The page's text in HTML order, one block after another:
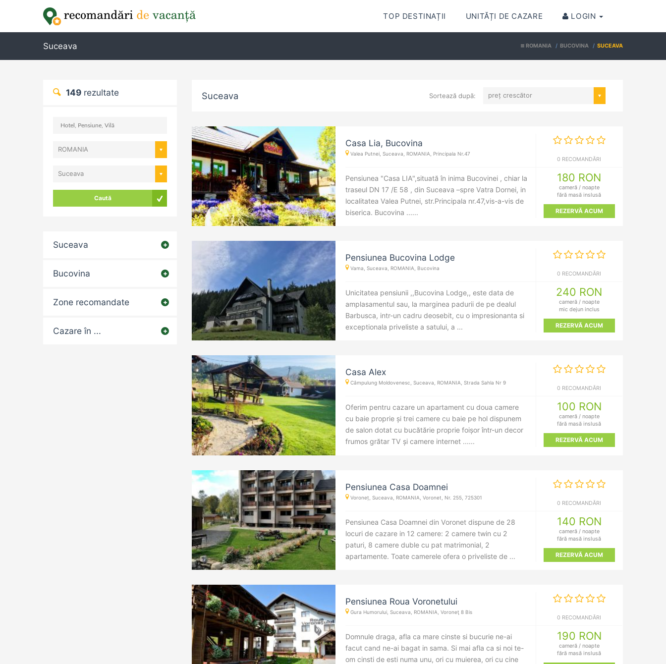
TOP DESTINAȚII (CURRENT)
UNITĂȚI DE CAZARE LOGIN
Suceava ROMANIA BUCOVINA SUCEAVA
149 rezultate
ROMANIA
Suceava
Caută
Suceava
Bucovina
Zone recomandate
Cazare în ...
Suceava preț crescător
Sortează după:
Casa Lia, Bucovina
Valea Putnei, Suceava, ROMANIA, Principala Nr.47
0 RECOMANDĂRI
Pensiunea "Casa LIA",situată în inima Bucovinei , chiar la
traseul DN 17 /E 58 , din Suceava –spre Vatra Dornei, in
localitatea Valea Putnei, str.Principala nr.47,vis-a-vis de
biserica. Bucovina ......
180 RON
cameră / noapte
fără masă inslusă
REZERVĂ ACUM
Pensiunea Bucovina Lodge
Vama, Suceava, ROMANIA, Bucovina
0 RECOMANDĂRI
Unicitatea pensiunii ,,Bucovina Lodge,, este data de
amplasamentul sau, la marginea padurii de pe dealul
Barbusca, intr-un cadru deosebit, cu o impresionanta si
exceptionala priveliste a satului, a ...
240 RON
cameră / noapte
mic dejun inclus
REZERVĂ ACUM
Casa Alex
Câmpulung Moldovenesc, Suceava, ROMANIA, Strada Sahla Nr 9
0 RECOMANDĂRI
Oferim pentru cazare un apartament cu doua camere
cu baie proprie și trei camere cu baie pe hol dispunem
de salon dotat cu bucătărie proprie foișor într-un decor
frumos grătar TV și camere internet ......
100 RON
cameră / noapte
fără masă inslusă
REZERVĂ ACUM
Pensiunea Casa Doamnei
Voroneț, Suceava, ROMANIA, Voronet, Nr. 255, 725301
0 RECOMANDĂRI
Pensiunea Casa Doamnei din Voronet dispune de 28
locuri de cazare in 12 camere: 2 camere twin cu 2
paturi, 8 camere duble cu pat matrimonial, 2
apartamente. Toate camerele ofera o priveliste de ...
140 RON
cameră / noapte
fără masă inslusă
REZERVĂ ACUM
Pensiunea Roua Voronetului
Gura Humorului, Suceava, ROMANIA, Voroneţ 8 Bis
0 RECOMANDĂRI
Domnule draga, afla ca mare cinste si bucurie ne-ai
facut cand ne-ai bagat in sama. Si mai afla ca si noi te-
om cinsti de esti numa unu, ori cu muierea, ori cu cine
190 RON
cameră / noapte
fără masă inslusă